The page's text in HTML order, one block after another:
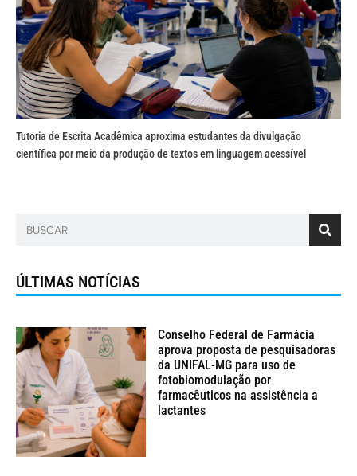
Tutoria de Escrita Acadêmica aproxima estudantes da divulgação
científica por meio da produção de textos em linguagem acessível
ÚLTIMAS NOTÍCIAS
Conselho Federal de Farmácia
aprova proposta de pesquisadoras
da UNIFAL-MG para uso de
fotobiomodulação por
farmacêuticos na assistência a
lactantes